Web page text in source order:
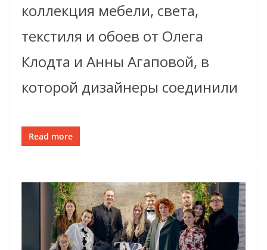
коллекция мебели, света,
текстиля и обоев от Олега
Клодта и Анны Агаповой, в
которой дизайнеры соединили
Read more